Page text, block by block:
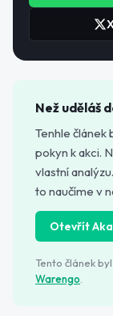
Než uděláš
Tenhle článek
pokyn k akci.
vlastní
to naučíme v
Otevřít
Tento článek
Warengo.